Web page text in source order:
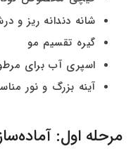
شانه دندانه ریز و
گیره تقسیم مو
اسپری آب برای
آینه بزرگ و نور
مرحله اول: